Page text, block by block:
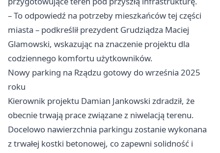
– To odpowiedź na potrzeby mieszkańców tej części
miasta – podkreślił prezydent Grudziądza Maciej
Glamowski, wskazując na znaczenie projektu dla
codziennego komfortu użytkowników.
Nowy parking na Rządzu gotowy do września 2025
roku
Kierownik projektu Damian Jankowski zdradził, że
obecnie trwają prace związane z niwelacją terenu.
Docelowo nawierzchnia parkingu zostanie wykonana
z trwałej kostki betonowej, co zapewni solidność i